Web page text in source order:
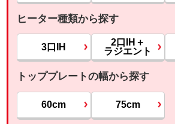
ヒーター種類から探す
3口IH
2口IH＋
ラジエント
トッププレートの幅から探す
60cm 75cm